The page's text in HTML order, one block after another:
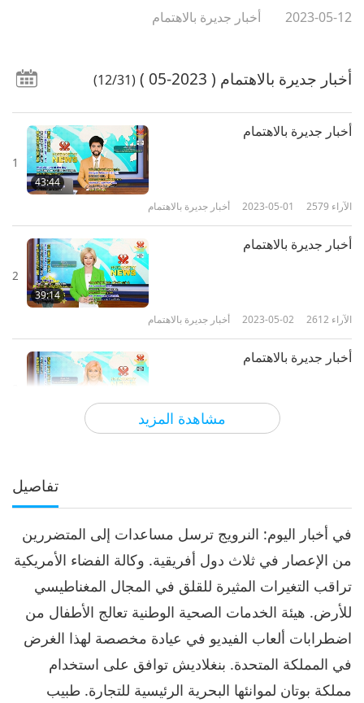
2023-05-12 أخبار جديرة بالاهتمام
مشاهدة المزيد
أخبار جديرة بالاهتمام ( 2023-05 )
(12/31)
1
43:44
أخبار جديرة بالاهتمام
أخبار جديرة بالاهتمام 2023-05-01 2579 الآراء
2
39:14
أخبار جديرة بالاهتمام
أخبار جديرة بالاهتمام 2023-05-02 2612 الآراء
أخبار جديرة بالاهتمام
أخبار جديرة بالاهتمام 2023-05-03
4
أخبار جديرة بالاهتمام 2023-05-04 2537 الآراء
42:20
أخبار جديرة بالاهتمام
أخبار جديرة بالاهتمام 2023-05-05 2998 الآراء
أخبار جديرة بالاهتمام
تفاصيل
في أخبار اليوم: النرويج ترسل مساعدات إلى المتضررين
من الإعصار في ثلاث دول أفريقية. وكالة الفضاء الأمريكية
تراقب التغيرات المثيرة للقلق في المجال المغناطيسي
للأرض. هيئة الخدمات الصحية الوطنية تعالج الأطفال من
اضطرابات ألعاب الفيديو في عيادة مخصصة لهذا الغرض
في المملكة المتحدة. بنغلاديش توافق على استخدام
مملكة بوتان لموانئها البحرية الرئيسية للتجارة. طبيب